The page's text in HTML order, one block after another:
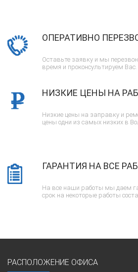
ОПЕРАТИВНО
Оставьте заявку и мы
время и проконсультируем Вас.
НИЗКИЕ ЦЕНЫ НА
Низкие цены на заправку и
цены одни из самых низких в
ГАРАНТИЯ НА ВСЕ
На все наши работы мы даем
срок на некоторые работы
РАСПОЛОЖЕНИЕ ОФИСА